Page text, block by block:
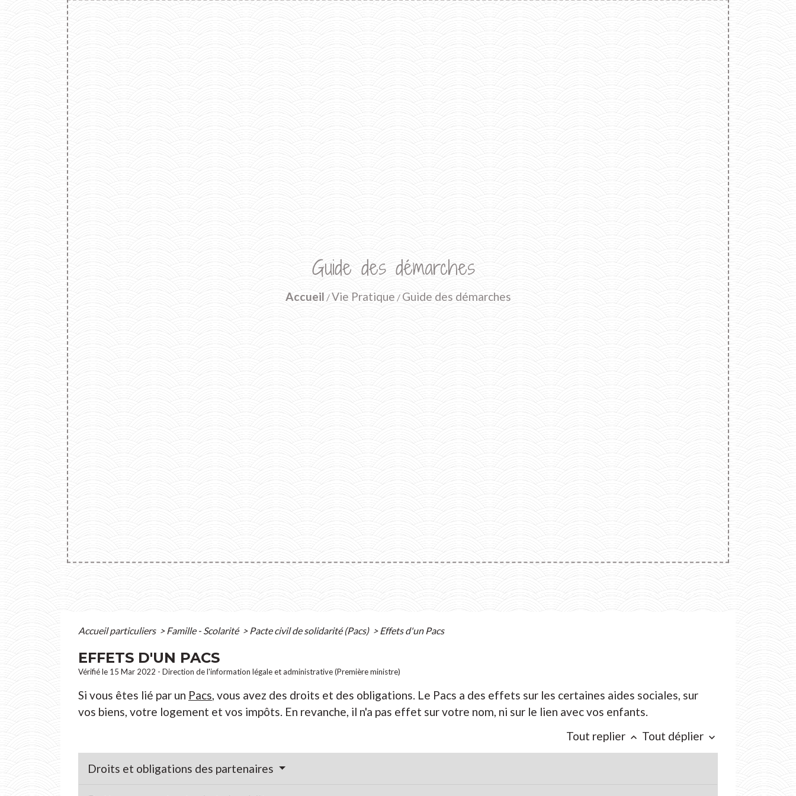
Guide des démarches
Accueil /Vie Pratique / Guide des démarches
Accueil particuliers > Famille - Scolarité > Pacte civil de solidarité (Pacs) > Effets d'un Pacs
EFFETS D'UN PACS
Vérifié le 15 Mar 2022 - Direction de l'information légale et administrative (Première ministre)
Si vous êtes lié par un Pacs, vous avez des droits et des obligations. Le Pacs a des effets sur les certaines aides sociales, sur
vos biens, votre logement et vos impôts. En revanche, il n'a pas effet sur votre nom, ni sur le lien avec vos enfants.
Tout replier keyboard_arrow_up Tout déplier keyboard_arrow_down
Droits et obligations des partenaires